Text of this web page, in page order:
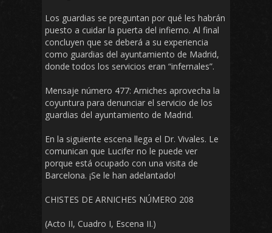
Los guardias se preguntan por qué les habrán
puesto a cuidar la puerta del infierno. Al final
concluyen que se deberá a su experiencia
como guardias del ayuntamiento de Madrid,
donde todos los servicios eran “infernales”.
Mensaje número 477: Arniches aprovecha la
coyuntura para denunciar el servicio de los
guardias del ayuntamiento de Madrid.
En la siguiente escena llega el Dr. Vivales. Le
comunican que Lucifer no le puede ver
porque está ocupado con una visita de
Barcelona. ¡Se le han adelantado!
CHISTES DE ARNICHES NÚMERO 208
(Acto II, Cuadro I, Escena II.)